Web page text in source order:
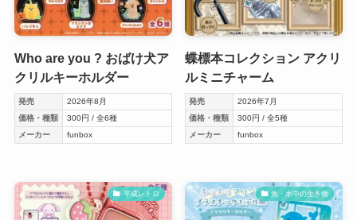
Who are you ? おばけ犬ア
クリルキーホルダー
発売
2026年8月
価格・種類
300円 / 全6種
メーカー
funbox
蝶標本コレクション アクリ
ルミニチャーム
発売
2026年7月
価格・種類
300円 / 全5種
メーカー
funbox
平成レトロ 魚・水中の生き物